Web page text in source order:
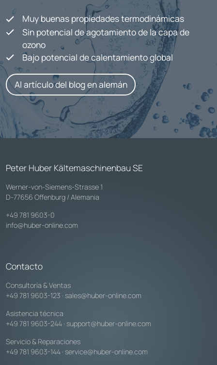
Muy buenas propiedades termodinámicas
Sin potencial de agotamiento de la capa de
ozono
Bajo potencial de calentamiento global
Al artículo del blog en alemán
Peter Huber Kältemaschinenbau SE
Werner-von-Siemens-Strasse 1
D-77656 Offenburg / Alemania
+49 781 9603-0
info@huber-online.com
Contacto
Consultoría & Ventas
+49 781 9603-123 · sales@huber-online.com
Asistencia técnica
+49 781 9603-244 · support@huber-online.com
Servicio & Reparaciones
+49 781 9603-144 · service@huber-online.com